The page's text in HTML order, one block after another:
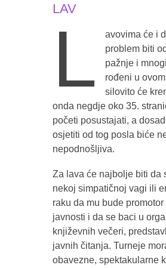
LAV
L
avovima će i
problem biti
pažnje i
rođeni u
silovito će
onda negdje oko 35.
početi posustajati, a
osjetiti od tog posla biće
nepodnošljiva.
Za lava će najbolje biti da
nekoj simpatičnoj vagi ili
raku da mu bude promotor
javnosti i da se baci u
književnih večeri,
javnih čitanja. Turneje
obavezne, spektakularne